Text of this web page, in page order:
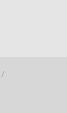
/